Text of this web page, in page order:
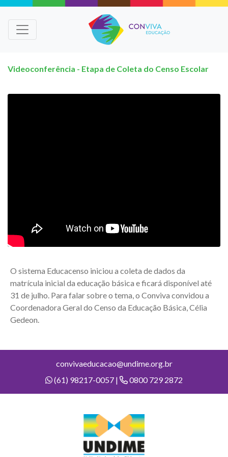
Videoconferência - Etapa de Coleta do Censo Escolar
O sistema Educacenso iniciou a coleta de dados da
matrícula inicial da educação básica e ficará disponível até
31 de julho. Para falar sobre o tema, o Conviva convidou a
Coordenadora Geral do Censo da Educação Básica, Célia
Gedeon.
convivaeducacao@undime.org.br
(61) 98217-0057 |
0800 729 2872